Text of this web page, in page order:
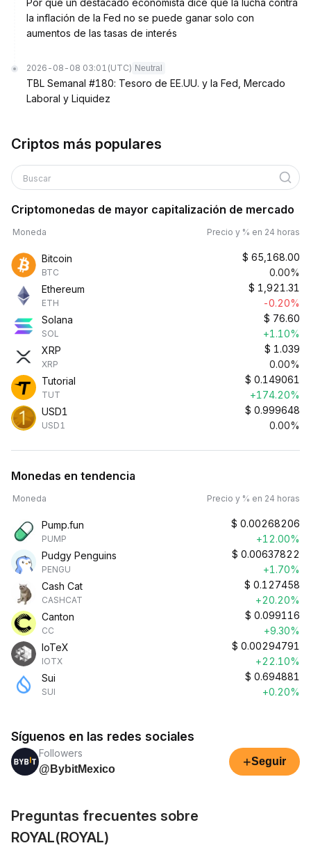
Por qué un destacado economista dice que la lucha contra
la inflación de la Fed no se puede ganar solo con
aumentos de las tasas de interés
2026-08-08 03:01 (UTC) Neutral
TBL Semanal #180: Tesoro de EE.UU. y la Fed, Mercado
Laboral y Liquidez
Criptos más populares
Buscar
Criptomonedas de mayor capitalización de mercado
Moneda Precio y % en 24 horas
Bitcoin
BTC
$ 65,168.00
0.00%
Ethereum
ETH
$ 1,921.31
-0.20%
Solana
SOL
$ 76.60
+1.10%
XRP
XRP
$ 1.039
0.00%
Tutorial
TUT
$ 0.149061
+174.20%
USD1
USD1
$ 0.999648
0.00%
Monedas en tendencia
Moneda Precio y % en 24 horas
Pump.fun
PUMP
$ 0.00268206
+12.00%
Pudgy Penguins
PENGU
$ 0.00637822
+1.70%
Cash Cat
CASHCAT
$ 0.127458
+20.20%
Canton
CC
$ 0.099116
+9.30%
IoTeX
IOTX
$ 0.00294791
+22.10%
Sui
SUI
$ 0.694881
+0.20%
Síguenos en las redes sociales
Followers
@BybitMexico
+Seguir
Preguntas frecuentes sobre
ROYAL(ROYAL)